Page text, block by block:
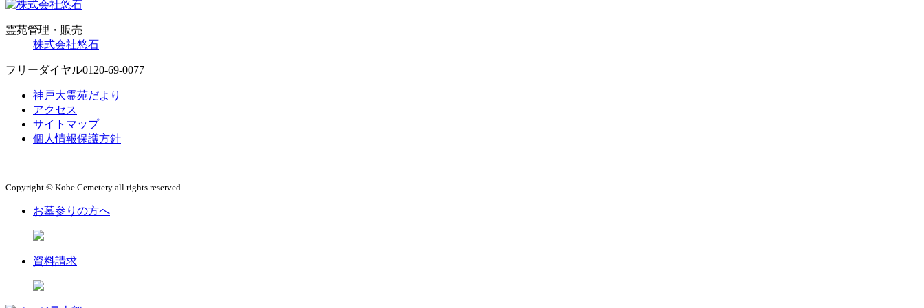
霊苑管理・販売
株式会社悠石
フリーダイヤル0120-69-0077
神戸大霊苑だより
アクセス
サイトマップ
個人情報保護方針
Copyright © Kobe Cemetery all rights reserved.
お墓参りの方へ
資料請求